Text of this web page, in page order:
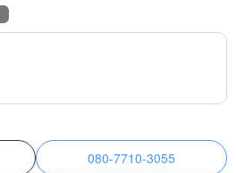
080-7710-3055